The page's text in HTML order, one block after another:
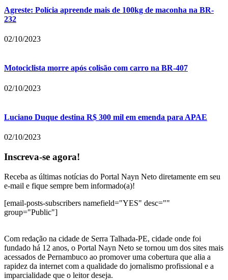
Agreste: Polícia apreende mais de 100kg de maconha na BR-
232
02/10/2023
Motociclista morre após colisão com carro na BR-407
02/10/2023
Luciano Duque destina R$ 300 mil em emenda para APAE
02/10/2023
Inscreva-se agora!
Receba as últimas notícias do Portal Nayn Neto diretamente em seu
e-mail e fique sempre bem informado(a)!
[email-posts-subscribers namefield="YES" desc=""
group="Public"]
Com redação na cidade de Serra Talhada-PE, cidade onde foi
fundado há 12 anos, o Portal Nayn Neto se tornou um dos sites mais
acessados de Pernambuco ao promover uma cobertura que alia a
rapidez da internet com a qualidade do jornalismo profissional e a
imparcialidade que o leitor deseja.